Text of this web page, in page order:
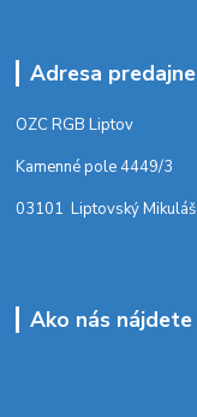
Adresa predajne
OZC RGB Liptov
Kamenné pole 4449/3
03101 Liptovský Mikuláš
Ako nás nájdete